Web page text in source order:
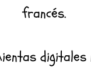
francés.
digitales